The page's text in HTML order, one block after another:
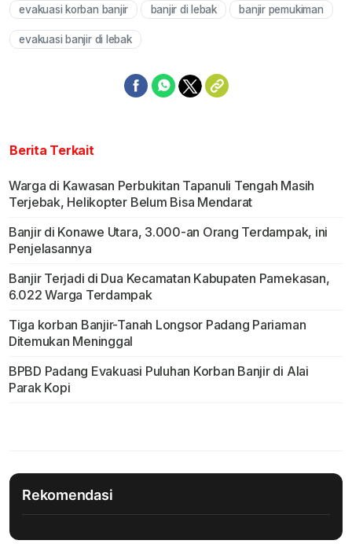
Mute
evakuasi korban banjir banjir di lebak banjir pemukiman
evakuasi banjir di lebak
Berita Terkait
Warga di Kawasan Perbukitan Tapanuli Tengah Masih
Terjebak, Helikopter Belum Bisa Mendarat
Banjir di Konawe Utara, 3.000-an Orang Terdampak, ini
Penjelasannya
Banjir Terjadi di Dua Kecamatan Kabupaten Pamekasan,
6.022 Warga Terdampak
Tiga korban Banjir-Tanah Longsor Padang Pariaman
Ditemukan Meninggal
BPBD Padang Evakuasi Puluhan Korban Banjir di Alai
Parak Kopi
Rekomendasi